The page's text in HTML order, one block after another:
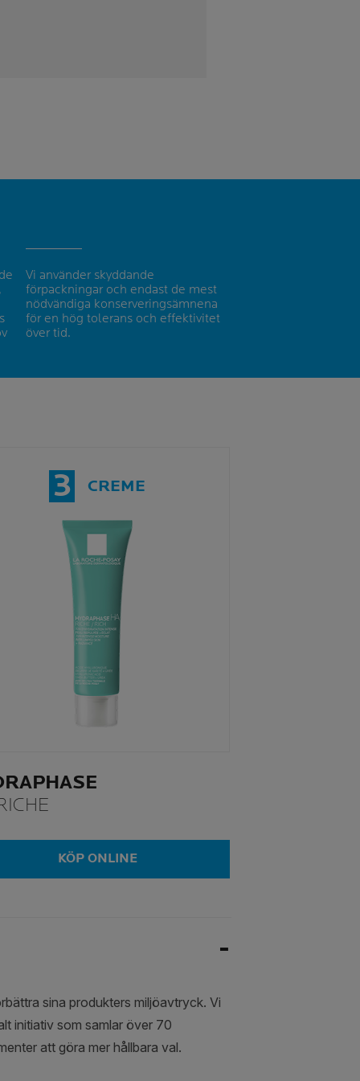
Vi använder skyddande
förpackningar och endast de mest
nödvändiga konserveringsämnena
för en hög tolerans och effektivitet
över tid.
3 CREME
KÖP ONLINE